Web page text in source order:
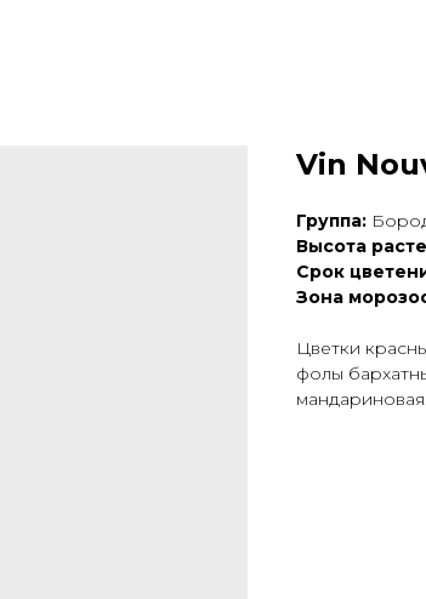
Vin
Группа:
Высота
Срок
Зона
Цветки
фолы
мандариновая.